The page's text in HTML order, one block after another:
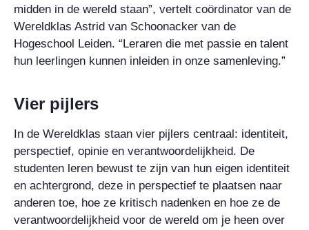
midden in de wereld staan”, vertelt coördinator van de
Wereldklas Astrid van Schoonacker van de
Hogeschool Leiden. “Leraren die met passie en talent
hun leerlingen kunnen inleiden in onze samenleving.”
Vier pijlers
In de Wereldklas staan vier pijlers centraal: identiteit,
perspectief, opinie en verantwoordelijkheid. De
studenten leren bewust te zijn van hun eigen identiteit
en achtergrond, deze in perspectief te plaatsen naar
anderen toe, hoe ze kritisch nadenken en hoe ze de
verantwoordelijkheid voor de wereld om je heen over